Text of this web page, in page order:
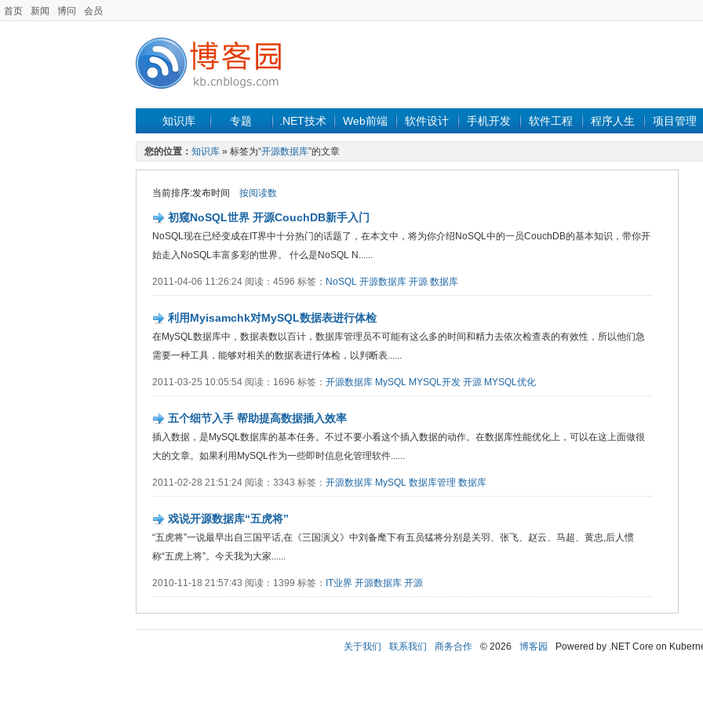
首页 新闻 博问 会员
知识库 专题 .NET技术 Web前端 软件设计 手机开发 软件工程 程序人生 项目管理
您的位置： 知识库 » 标签为“开源数据库”的文章
当前排序:发布时间 按阅读数
初窥NoSQL世界 开源CouchDB新手入门
NoSQL现在已经变成在IT界中十分热门的话题了，在本文中，将为你介绍NoSQL中的一员CouchDB的基本知识，带你开
始走入NoSQL丰富多彩的世界。 什么是NoSQL N......
2011-04-06 11:26:24 阅读：4596 标签： NoSQL 开源数据库 开源 数据库
利用Myisamchk对MySQL数据表进行体检
在MySQL数据库中，数据表数以百计，数据库管理员不可能有这么多的时间和精力去依次检查表的有效性，所以他们急
需要一种工具，能够对相关的数据表进行体检，以判断表......
2011-03-25 10:05:54 阅读：1696 标签： 开源数据库 MySQL MYSQL开发 开源 MYSQL优化
五个细节入手 帮助提高数据插入效率
插入数据，是MySQL数据库的基本任务。不过不要小看这个插入数据的动作。在数据库性能优化上，可以在这上面做很
大的文章。如果利用MySQL作为一些即时信息化管理软件......
2011-02-28 21:51:24 阅读：3343 标签： 开源数据库 MySQL 数据库管理 数据库
戏说开源数据库“五虎将”
“五虎将”一说最早出自三国平话,在《三国演义》中刘备麾下有五员猛将分别是关羽、张飞、赵云、马超、黄忠,后人惯
称“五虎上将”。今天我为大家......
2010-11-18 21:57:43 阅读：1399 标签： IT业界 开源数据库 开源
关于我们 联系我们 商务合作 © 2026 博客园 Powered by .NET Core on